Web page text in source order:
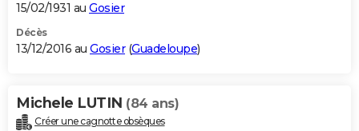
15/02/1931 au Gosier
Décès
13/12/2016 au Gosier(Guadeloupe)
Michele LUTIN (84 ans)
Créer une cagnotte obsèques